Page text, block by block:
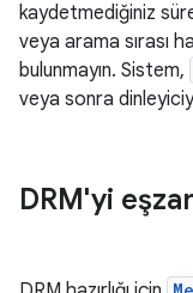
kaydetmediğiniz
veya arama sırası
bulunmayın. Sistem,
veya sonra
DRM'yi